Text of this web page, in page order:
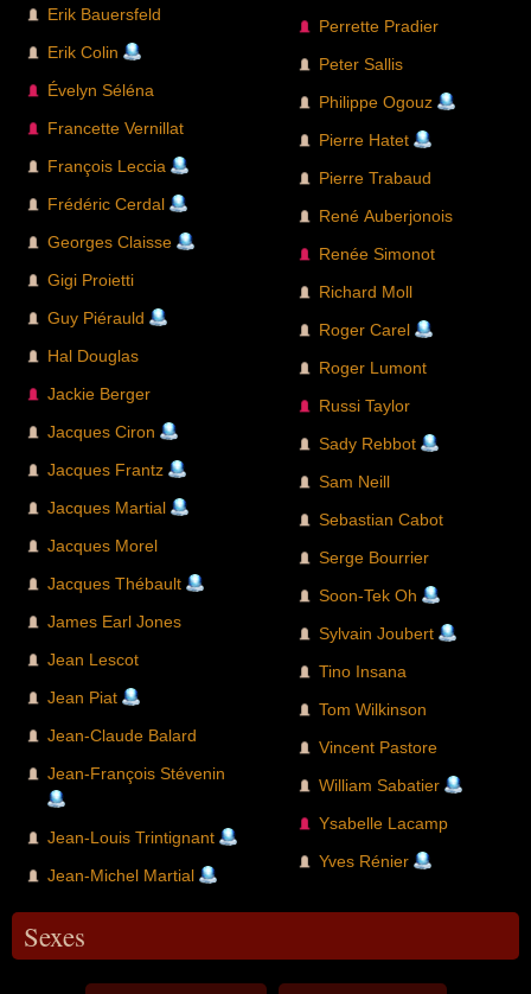
Erik Bauersfeld
Erik Colin
Évelyn Séléna
Francette Vernillat
François Leccia
Frédéric Cerdal
Georges Claisse
Gigi Proietti
Guy Piérauld
Hal Douglas
Jackie Berger
Jacques Ciron
Jacques Frantz
Jacques Martial
Jacques Morel
Jacques Thébault
James Earl Jones
Jean Lescot
Jean Piat
Jean-Claude Balard
Jean-François Stévenin
Jean-Louis Trintignant
Jean-Michel Martial
Perrette Pradier
Peter Sallis
Philippe Ogouz
Pierre Hatet
Pierre Trabaud
René Auberjonois
Renée Simonot
Richard Moll
Roger Carel
Roger Lumont
Russi Taylor
Sady Rebbot
Sam Neill
Sebastian Cabot
Serge Bourrier
Soon-Tek Oh
Sylvain Joubert
Tino Insana
Tom Wilkinson
Vincent Pastore
William Sabatier
Ysabelle Lacamp
Yves Rénier
Sexes